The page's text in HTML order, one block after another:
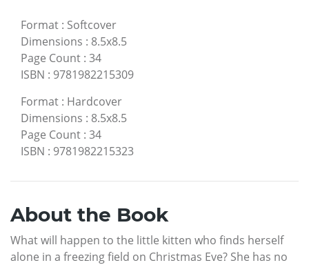
Format : Softcover
Dimensions : 8.5x8.5
Page Count : 34
ISBN : 9781982215309
Format : Hardcover
Dimensions : 8.5x8.5
Page Count : 34
ISBN : 9781982215323
About the Book
What will happen to the little kitten who finds herself
alone in a freezing field on Christmas Eve? She has no